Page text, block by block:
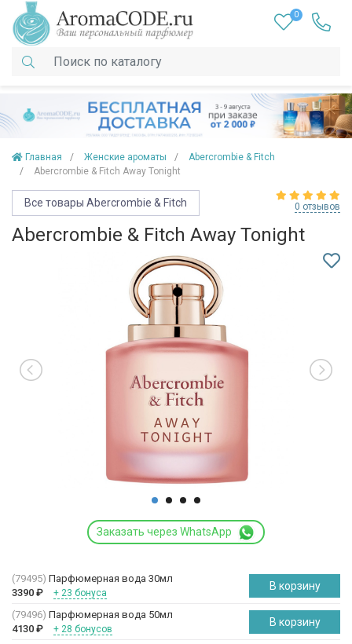
0
Главная Женские ароматы
Abercrombie & Fitch
Abercrombie & Fitch Away Tonight
Все товары Abercrombie & Fitch 0 отзывов
Abercrombie & Fitch Away Tonight
Заказать через WhatsApp
(79495) Парфюмерная вода 30мл
3390 ₽ + 23 бонуса
В корзину
(79496) Парфюмерная вода 50мл
4130 ₽ + 28 бонусов
В корзину